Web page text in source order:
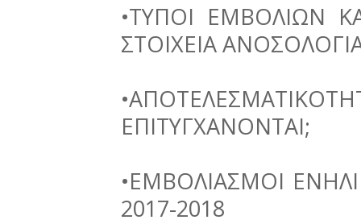
•ΤΥΠΟΙ ΕΜΒΟΛΙΩΝ
ΣΤΟΙΧΕΙΑ
ΕΠΙΤΥΓΧΑΝΟΝΤΑΙ;
•ΕΜΒΟΛΙΑΣΜΟΙ
2017-2018